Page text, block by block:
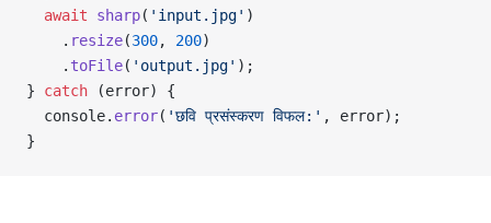
  await
sharp( 'input.jpg' )
    .
resize(300, 200)
    .
toFile( 'output.jpg' );
} catch (error) {
  console.
error( 'छवि प्रसंस्करण विफल:' , error);
}